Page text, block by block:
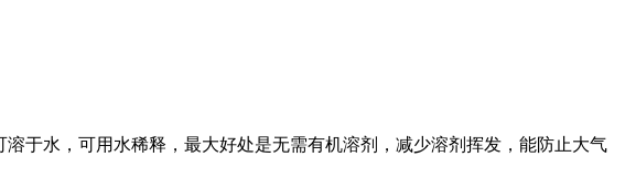
于水，可用水稀释，最大好处是无需有机溶剂，减少溶剂挥发，能防止大气